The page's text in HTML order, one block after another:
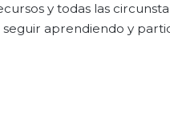
y todas las
aprendiendo y